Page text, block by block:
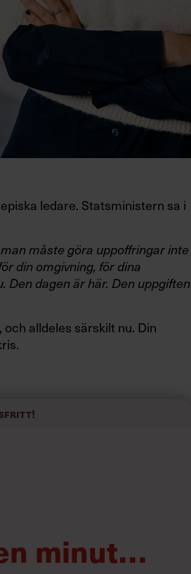
ledare. Statsministern sa i
måste göra uppoffringar inte
din omgivning, för dina
Den dagen är här. Den uppgiften
alldeles särskilt nu. Din
av goda ledare varit
-checklista att hålla i handen i
minut…